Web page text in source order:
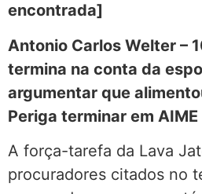
encontrada]
Antonio Carlos Welter –
termina na conta da
argumentar que
Periga terminar em AIME
A força-tarefa da Lava
procuradores citados no